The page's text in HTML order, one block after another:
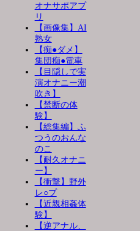
オナサポアプ
リ
【画像集】AI
熟女
【痴●ダメ】
集団痴●電車
【目隠しで実
演オナニー潮
吹き】
【禁断の体
験】
【総集編】ふ
つうのおんな
のこ
【耐久オナニ
ー】
【衝撃】野外
レ○プ
【近親相姦体
験】
【逆アナル、